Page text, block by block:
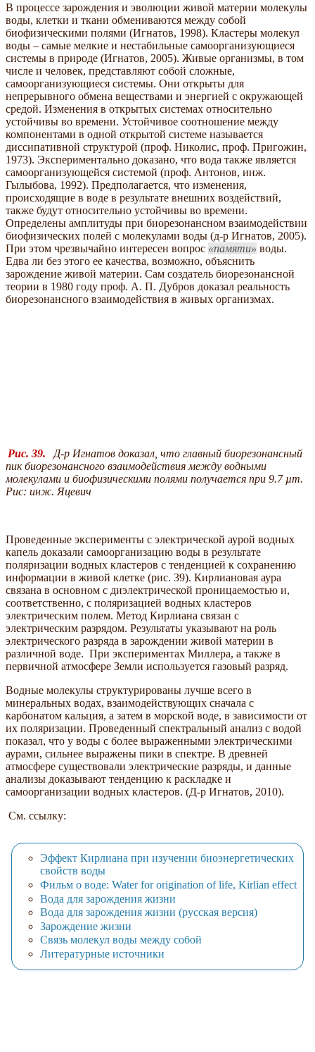
В процессе зарождения и эволюции живой материи молекулы
воды, клетки и ткани обмениваются между собой
биофизическими полями (Игнатов, 1998). Кластеры молекул
воды – самые мелкие и нестабильные самоорганизующиеся
системы в природе (Игнатов, 2005). Живые организмы, в том
числе и человек, представляют собой сложные,
самоорганизующиеся системы. Они открыты для
непрерывного обмена веществами и энергией с окружающей
средой. Изменения в открытых системах относительно
устойчивы во времени. Устойчивое соотношение между
компонентами в одной открытой системе называется
диссипативной структурой (проф. Николис, проф. Пригожин,
1973). Экспериментально доказано, что вода также является
самоорганизующейся системой (проф. Антонов, инж.
Гылыбова, 1992). Предполагается, что изменения,
происходящие в воде в результате внешних воздействий,
также будут относительно устойчивы во времени.
Определены амплитуды при биорезонансном взаимодействии
биофизических полей с молекулами воды (д-р Игнатов, 2005).
При этом чрезвычайно интересен вопрос
памяти
воды.
Едва ли без этого ее качества, возможно, объяснить
зарождение живой материи. Сам создатель биорезонансной
теории в 1980 году проф. А. П. Дубров доказал реальность
биорезонансного взаимодействия в живых организмах.
Рис. 39.
Д-р Игнатов доказал, что главный биорезонансный
пик биорезонансного взаимодействия между водными
молекулами и биофизическими полями получается при 9.7 µm.
Рис: инж. Яцевич
Проведенные эксперименты с электрической аурой водных
капель доказали самоорганизацию воды в результате
поляризации водных кластеров с тенденцией к сохранению
информации в живой клетке (рис. 39). Кирлиановая аура
связана в основном с диэлектрической проницаемостью и,
соответственно, с поляризацией водных кластеров
электрическим полем. Метод Кирлиана связан с
электрическим разрядом. Результаты указывают на роль
электрического разряда в зарождении живой материи в
различной воде. При экспериментах Миллера, а также в
первичной атмосфере Земли используется газовый разряд.
Водные молекулы структурированы лучше всего в
минеральных водах, взаимодействующих сначала с
карбонатом кальция, а затем в морской воде, в зависимости от
их поляризации. Проведенный спектральный анализ с водой
показал, что у воды с более выраженными электрическими
аурами, сильнее выражены пики в спектре. В древней
атмосфере существовали электрические разряды, и данные
анализы доказывают тенденцию к раскладке и
самоорганизации водных кластеров. (Д-р Игнатов, 2010).
См. ссылку:
Эффект Кирлиана при изучении биоэнергетических
свойств воды
Фильм о воде: Water for origination of life, Kirlian effect
Вода для зарождения жизни
Вода для зарождения жизни (русская версия)
Зарождение жизни
Связь молекул воды между собой
Литературные источники